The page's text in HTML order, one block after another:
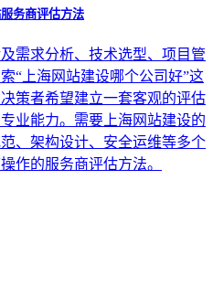
务商评估方法
需求分析、技术选型、项目管
“上海网站建设哪个公司好”这
策者希望建立一套客观的评估
业能力。需要上海网站建设的
、架构设计、安全运维等多个
作的服务商评估方法。